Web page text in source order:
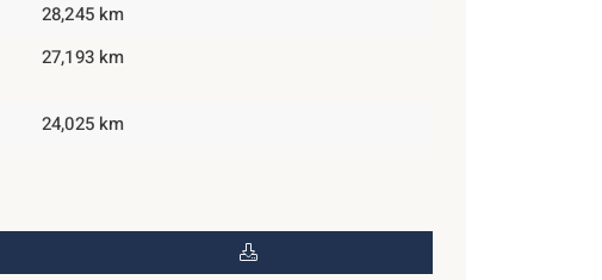
28,245 km
27,193 km
24,025 km